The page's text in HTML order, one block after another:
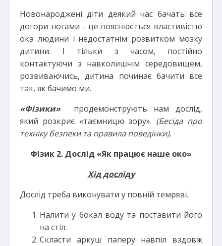
Новонароджені діти деякий час бачать все
догори ногами - це пояснюється властивістю
ока людини і недостатнім розвитком мозку
дитини. І тільки з часом, постійно
контактуючи з навколишнім середовищем,
розвиваючись, дитина починає бачити все
так, як бачимо ми.
«Фізики» продемонструють нам дослід,
який розкриє «таємницю зору». (Бесіда про
техніку безпеки та правила поведінки).
Фізик 2. Дослід «Як працює наше око»
Хід досліду
Дослід треба виконувати у повній темряві.
Налити у бокал воду та поставити його
на стіл.
Скласти аркуш паперу навпіл вздовж